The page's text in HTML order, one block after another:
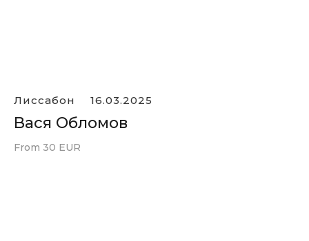
Лиссабон 16.03.2025
Вася Обломов
From 30 EUR